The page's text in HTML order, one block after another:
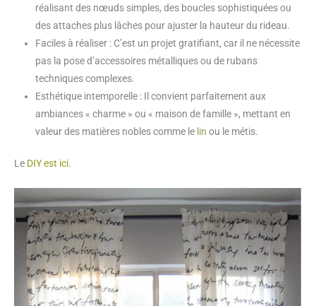
réalisant des nœuds simples, des boucles sophistiquées ou
des attaches plus lâches pour ajuster la hauteur du rideau.
Faciles à réaliser : C’est un projet gratifiant, car il ne nécessite
pas la pose d’accessoires métalliques ou de rubans
techniques complexes.
Esthétique intemporelle : Il convient parfaitement aux
ambiances « charme » ou « maison de famille », mettant en
valeur des matières nobles comme le lin ou le métis.
Le DIY est ici.